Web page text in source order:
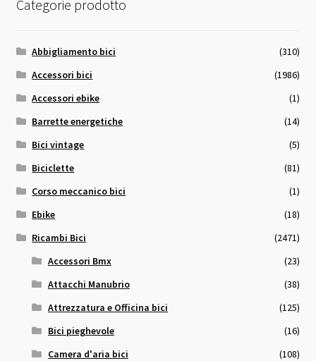
Categorie prodotto
Abbigliamento bici
(310)
Accessori bici
(1986)
Accessori ebike
(1)
Barrette energetiche
(14)
Bici vintage
(5)
Biciclette
(81)
Corso meccanico bici
(1)
Ebike
(18)
Ricambi Bici
(2471)
Accessori Bmx
(23)
Attacchi Manubrio
(38)
Attrezzatura e Officina bici
(125)
Bici pieghevole
(16)
Camera d'aria bici
(108)